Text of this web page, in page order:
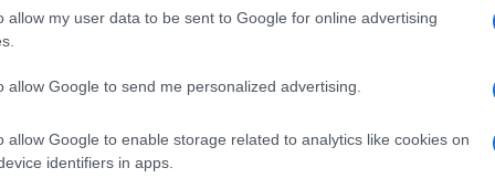
allow my user data to be sent to Google for online advertising
allow Google to send me personalized advertising.
allow Google to enable storage related to analytics like cookies on
identifiers in apps.